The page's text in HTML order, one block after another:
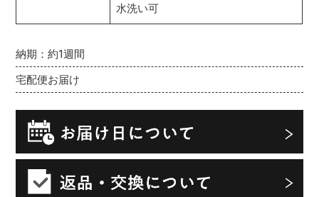
納期：約1週間
宅配便お届け
水洗い可